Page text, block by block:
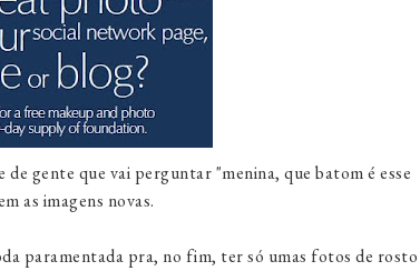
de gente que vai perguntar "menina, que batomé esse
as imagens novas.
paramentada pra, no fim, ter só umas fotos de rosto